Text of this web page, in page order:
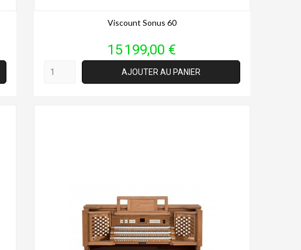
Viscount Sonus 60
Prix
15 199,00 €
AJOUTER AU PANIER